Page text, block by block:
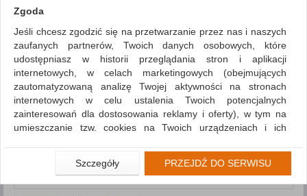
Zgoda
Jeśli chcesz zgodzić się na przetwarzanie przez nas i naszych
zaufanych partnerów, Twoich danych osobowych, które
udostępniasz w historii przeglądania stron i aplikacji
internetowych, w celach marketingowych (obejmujących
zautomatyzowaną analizę Twojej aktywności na stronach
internetowych w celu ustalenia Twoich potencjalnych
zainteresowań dla dostosowania reklamy i oferty), w tym na
umieszczanie tzw. cookies na Twoich urządzeniach i ich
Jeśli nie chcesz wyrazić zgody lub ograniczyć jej zakres, kliknij
„Szczegóły”, gdzie znajdziesz wszelkie informacje o tym jak to
Szczegóły PRZEJDŹ DO SERWISU